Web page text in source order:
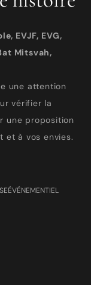
EVJF, EVG,
Mitsvah,
une attention
vérifier la
une proposition
et à vos envies.
ÉVÉNEMENTIEL